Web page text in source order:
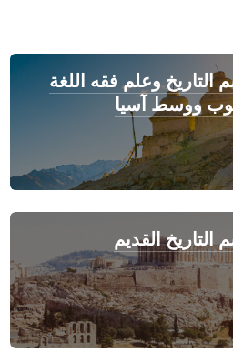
التاريخ وعلم فقه اللغة
ووسط آسيا
التاريخ القديم